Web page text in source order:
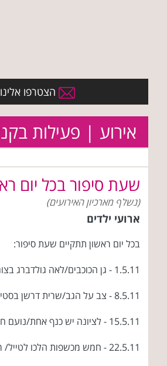
הצטרפו
אירוע | פעילות
שעת סיפור בכל יום
(נשלף מארכיון האירועים)
ארועי ילדים
בכל יום ראשון תתקיים שעת סיפור:
1.5.11 - גן הכוכבים/לאה גולדברג בצומת ספרים
8.5.11 - צב על הגב/שרית דרשן בסטימצקי
15.5.11 - לציונה יש כנף אחת/נועם חורב בצומת ספרים
22.5.11 - חמש מכשפות הלכו לטייל/ רונית חכם בסטימצקי